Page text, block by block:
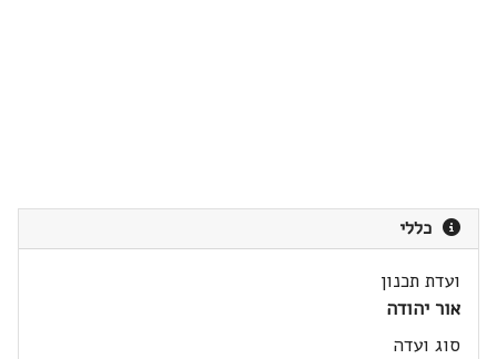
כללי
ועדת תכנון
אור יהודה
סוג ועדה